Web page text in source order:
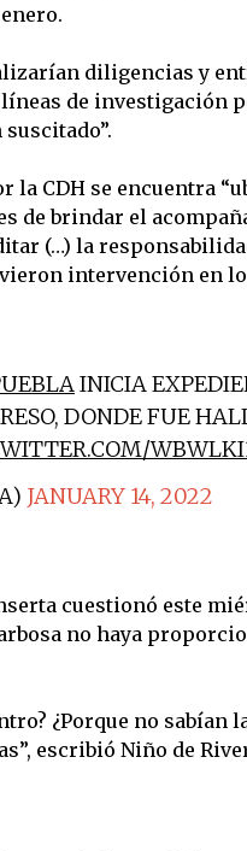
diligencias y
de investigación
CDH se encuentra
de brindar el
(…) la
intervención en
INICIA
DONDE FUE
JANUARY 14, 2022
cuestionó este
no haya
¿Porque no sabían
escribió Niño de